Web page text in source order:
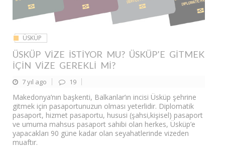
ÜSKÜP
ÜSKÜP VIZE İSTIYOR MU? ÜSKÜP’E GITMEK
İÇIN VIZE GEREKLI MI?
7 yıl ago 19
Makedonya’nın başkenti, Balkanlar’ın incisi Üsküp şehrine
gitmek için pasaportunuzun olması yeterlidir. Diplomatik
pasaport, hizmet pasaportu, hususi (şahsi,kişisel) pasaport
ve umuma mahsus pasaport sahibi olan herkes, Üsküp’e
yapacakları 90 güne kadar olan seyahatlerinde vizeden
muaftır.